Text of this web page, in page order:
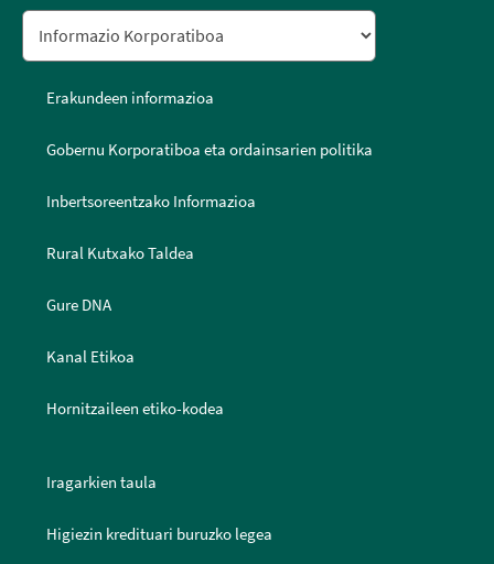
Erakundeen informazioa
Gobernu Korporatiboa eta ordainsarien politika
Inbertsoreentzako Informazioa
Rural Kutxako Taldea
Gure DNA
Kanal Etikoa
Hornitzaileen etiko-kodea
Iragarkien taula
Higiezin kredituari buruzko legea